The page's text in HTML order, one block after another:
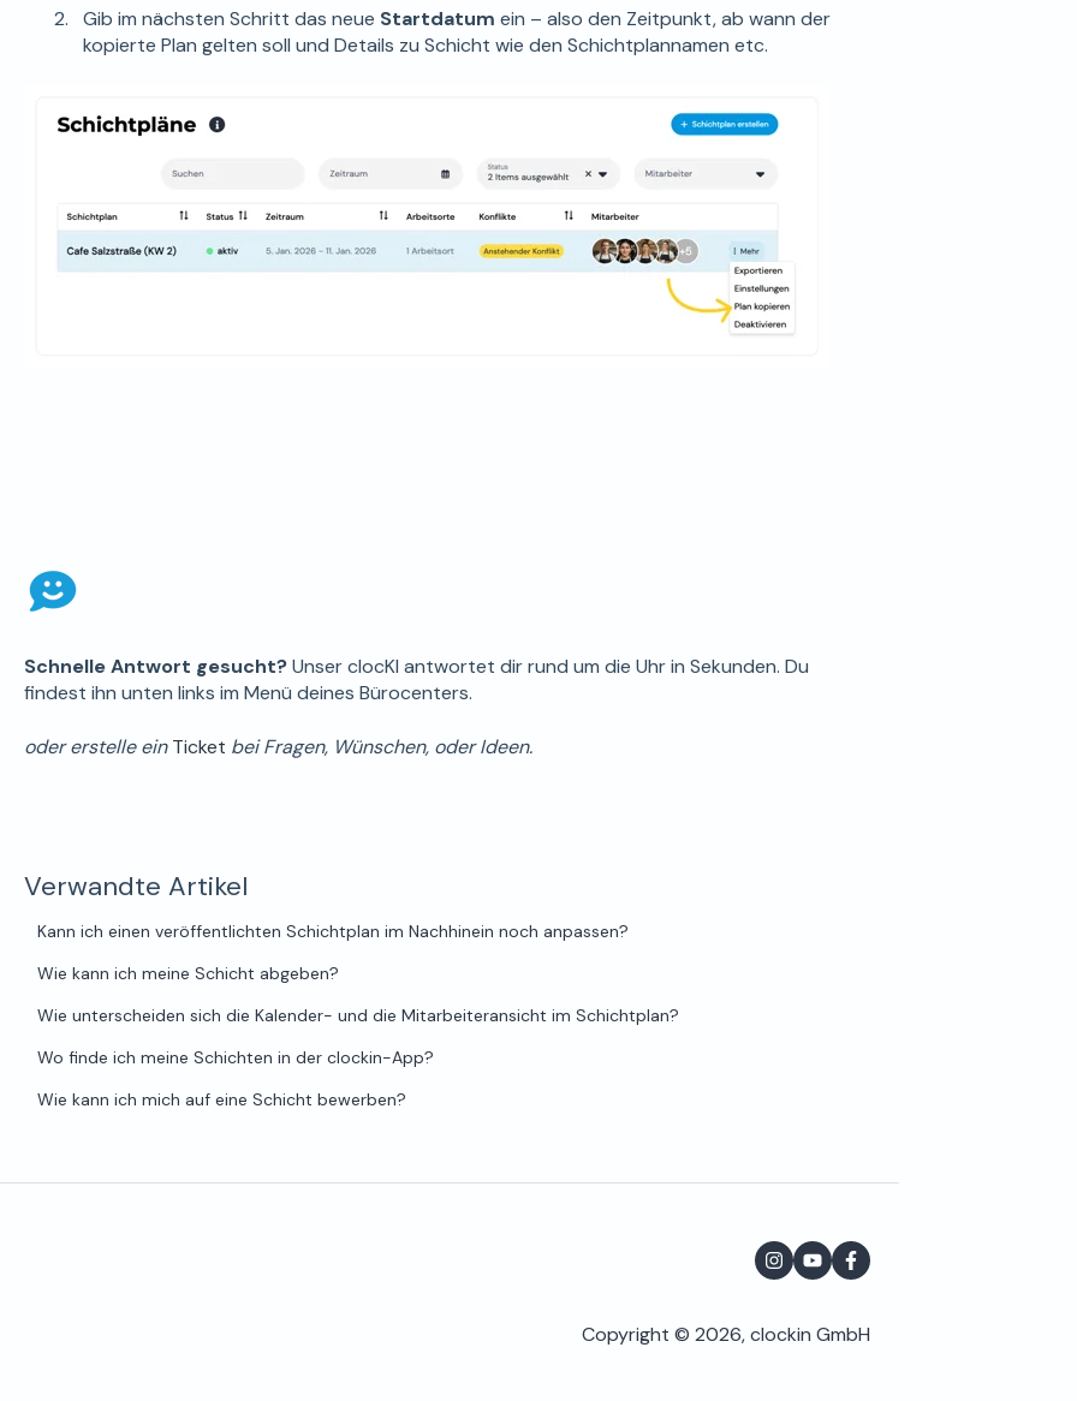
Gib im nächsten Schritt das neue Startdatum ein – also den Zeitpunkt, ab wann der
kopierte Plan gelten soll und Details zu Schicht wie den Schichtplannamen etc.
Schnelle Antwort gesucht?Unser clocKI antwortet dir rund um die Uhr in Sekunden. Du
findest ihn unten links im Menü deines Bürocenters.
oder erstelle einTicket bei Fragen, Wünschen, oder Ideen.
Verwandte Artikel
Kann ich einen veröffentlichten Schichtplan im Nachhinein noch anpassen?
Wie kann ich meine Schicht abgeben?
Wie unterscheiden sich die Kalender- und die Mitarbeiteransicht im Schichtplan?
Wo finde ich meine Schichten in der clockin-App?
Wie kann ich mich auf eine Schicht bewerben?
Copyright © 2026, clockin GmbH